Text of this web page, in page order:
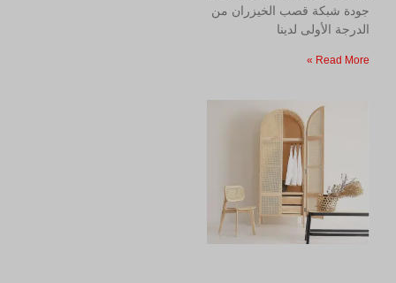
جودة شبكة قصب الخيزران من
الدرجة الأولى لدينا
Read More »